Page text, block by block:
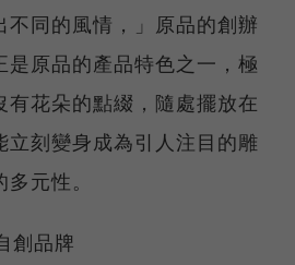
不同的風情，」原品的創辦
是原品的產品特色之一，極
有花朵的點綴，隨處擺放在
立刻變身成為引人注目的雕
元性。
創品牌